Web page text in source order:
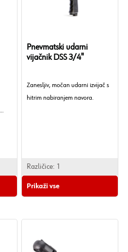
Pnevmatski udarni
vijačnik DSS 3/4"
Zanesljiv, močan udarni izvijač s
hitrim nabiranjem navora.
Različice: 1
Prikaži vse